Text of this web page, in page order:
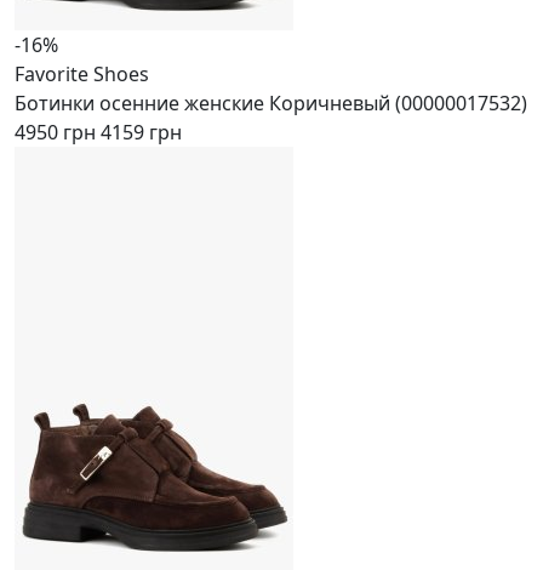
-16%
Favorite Shoes
Ботинки осенние женские Коричневый (00000017532)
4950 грн 4159 грн